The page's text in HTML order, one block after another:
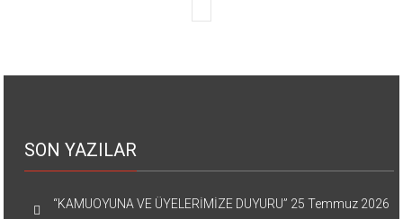
SON YAZILAR
“KAMUOYUNA VE ÜYELERİMİZE DUYURU” 25 Temmuz 2026